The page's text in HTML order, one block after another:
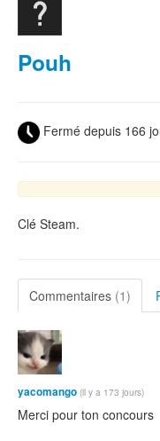
Pouh
Fermé depuis 166
Clé Steam.
Commentaires (1)
yacomango (il y a 173 jours)
Merci pour ton concours